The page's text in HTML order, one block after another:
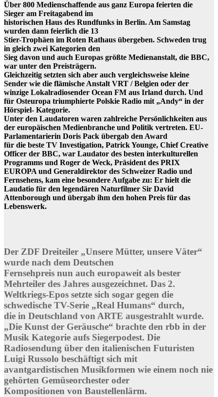
Über 800 Medienschaffende aus ganz Europa feierten die
Sieger am Freitagabend im
historischen Haus des Rundfunks in Berlin. Am Samstag
wurden dann feierlich die 13
Stier-Trophäen im Roten Rathaus übergeben. Schweden trug
in gleich zwei Kategorien den
Sieg davon und auch Europas größte Medienanstalt, die BBC,
war unter den Preisträgern.
Gleichzeitig setzten sich aber auch vergleichsweise kleine
Sender wie die flämische Anstalt VRT / Belgien oder der
winzige Lokalradiosender Ocean FM aus Irland durch. Und
für Osteuropa triumphierte Polskie Radio mit „Andy“ in der
Hörspiel- Kategorie.
Unter den Laudatoren waren zahlreiche Persönlichkeiten aus
der europäischen Medienbranche und Politik vertreten. EU-
Parlamentarierin Doris Pack übergab den Award
für die beste TV Investigation, Patrick Younge, Chief Creative
Officer der BBC, war Laudator des besten interkulturellen
Programms und Roger de Weck, Präsident des PRIX
EUROPA und Generaldirektor des Schweizer Radio und
Fernsehens, kam eine besondere Aufgabe zu: Er hielt die
Laudatio für den legendären Naturfilmer Sir David
Attenborough und übergab ihm den hohen Preis für das
Lebenswerk.
Der ZDF Dreiteiler „Unsere Mütter, unsere Väter“
wurde nach dem Deutschen
Fernsehpreis nun auch europaweit als bester
Mehrteiler des Jahres ausgezeichnet. Das 2.
Weltkriegs-Epos setzte sich sogar gegen die
schwedische TV-Serie „Real Humans“ durch,
die in Deutschland von ARTE ausgestrahlt wurde.
„Die Kunst der Geräusche“ brachte den rbb in der
Musik Kategorie aufs Siegerpodest. Die
Radiosendung über den italienischen Futuristen
Luigi Russolo beschäftigt sich mit
avantgardistischen Musikformen wie einem noch nie
gehörten Gemüseorchester oder
Kompositionen von Baustellenlärm.